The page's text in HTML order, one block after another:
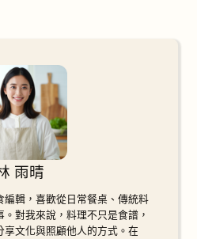
雨晴
編輯，喜歡從日常餐桌、傳統料
對我來說，料理不只是食譜，
享文化與照顧他人的方式。在